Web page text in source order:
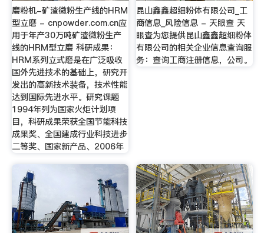
磨粉机-矿渣微粉生产线的HRM
型立磨 - cnpowder.com.cn应
用于年产30万吨矿渣微粉生产
线的HRM型立磨 科研成果：
HRM系列立式磨是在广泛吸收
国外先进技术的基础上，研究开
发出的高新技术装备，技术性能
达到国际先进水平。研究课题
1994年列为国家火炬计划项
目，科研成果荣获全国节能科技
成果奖、全国建成行业科技进步
二等奖、国家新产品、2006年
昆山鑫鑫超细粉体有限公司_工
商信息_风险信息 - 天眼查 天
眼查为您提供昆山鑫鑫超细粉体
有限公司的相关企业信息查询服
务：查询工商注册信息，公司。